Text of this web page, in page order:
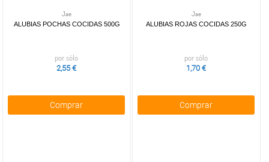
Jae
ALUBIAS POCHAS COCIDAS 500G
por sólo
2,55 €
Comprar
Jae
ALUBIAS ROJAS COCIDAS 250G
por sólo
1,70 €
Comprar